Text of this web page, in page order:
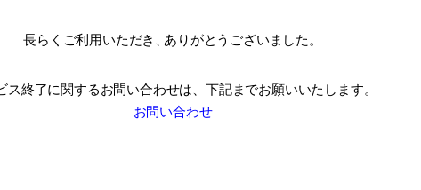
長らくご利用いただき ありがとうございました。
ス終了に関するお問い合わせは、 下記までお願いいたします。
お問い合わせ